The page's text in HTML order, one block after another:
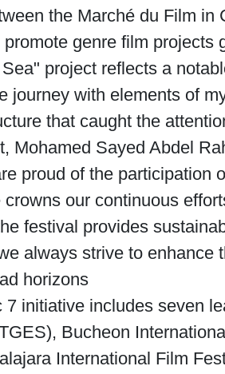
the Marché du Film
genre film projects
Sea" project reflects a
journey with elements of
that caught the
Mohamed Sayed Abdel
proud of the participation
our continuous
festival provides
always strive to enhance
horizons."
7 initiative includes seven
Bucheon
International Film